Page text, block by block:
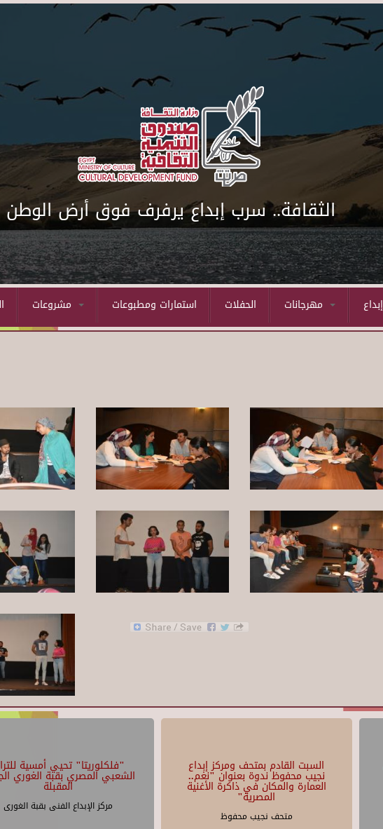
الثقافة.. سرب إبداع يرفرف فوق أرض الوطن
استمارات ومطبوعات الحفلات
"فلكلوريتا" تحيي أمسية
الشعبي المصري بقبة الغوري
المقبلة
مركز الإبداع الفنى بقبة الغورى
السبت القادم بمتحف ومركز إبداع
نجيب محفوظ ندوة بعنوان "نغم..
العمارة والمكان في ذاكرة الأغنية
المصرية"
متحف نجيب محفوظ